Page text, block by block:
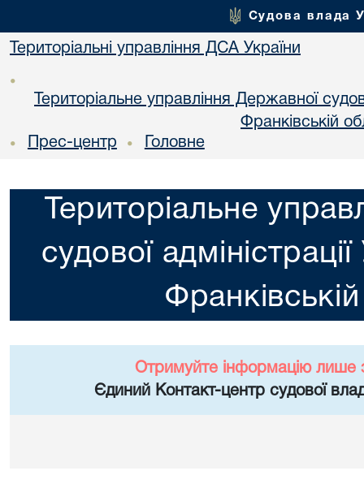
Судова влада
Територіальні управління ДСА України
•
Територіальне управління Державної
Франкiвській
• Прес-центр • Головне
Територіальне
судової
Отримуйте інформацію лише
Єдиний Контакт-центр судової